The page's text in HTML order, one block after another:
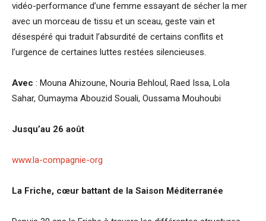
vidéo-performance d’une femme essayant de sécher la mer
avec un morceau de tissu et un sceau, geste vain et
désespéré qui traduit l’absurdité de certains conflits et
l’urgence de certaines luttes restées silencieuses.
Avec : Mouna Ahizoune, Nouria Behloul, Raed Issa, Lola
Sahar, Oumayma Abouzid Souali, Oussama Mouhoubi
Jusqu’au 26 août
www.la-compagnie-org
La Friche, cœur battant de la Saison Méditerranée